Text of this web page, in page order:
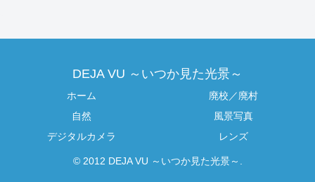
DEJA VU ～いつか見た光景～
ホーム
廃校／廃村
自然
風景写真
デジタルカメラ
レンズ
© 2012 DEJA VU ～いつか見た光景～.